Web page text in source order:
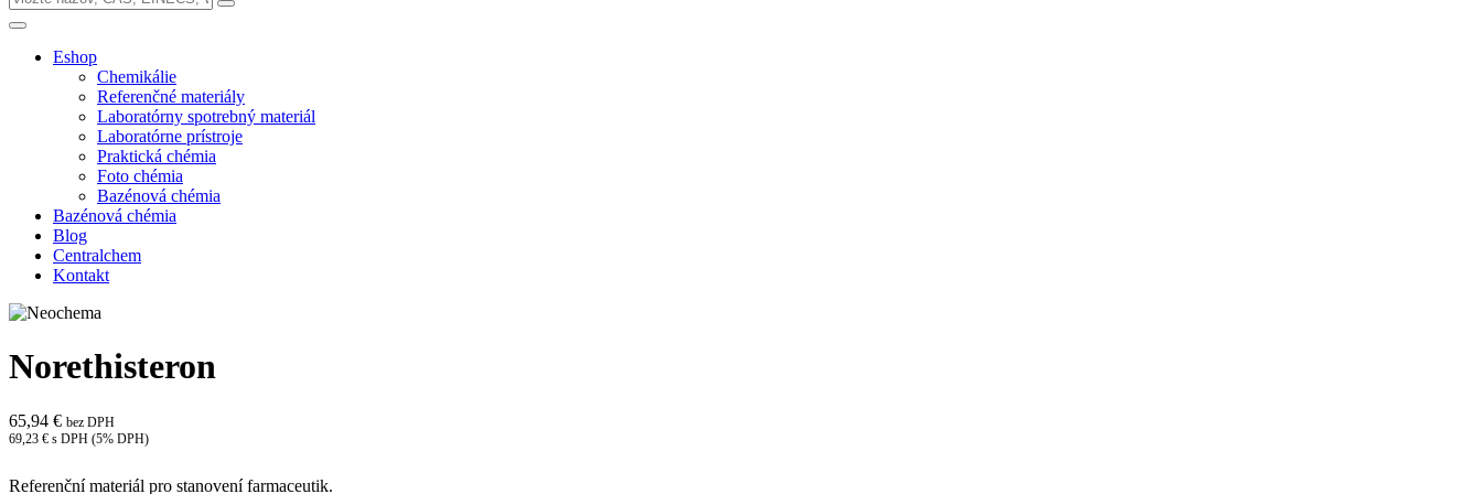
Eshop
Chemikálie
Referenčné materiály
Laboratórny spotrebný materiál
Laboratórne prístroje
Praktická chémia
Foto chémia
Bazénová chémia
Bazénová chémia
Blog
Centralchem
Kontakt
Norethisteron
65,94 € bez DPH
69,23 € s DPH (5% DPH)
Referenční materiál pro stanovení farmaceutik.